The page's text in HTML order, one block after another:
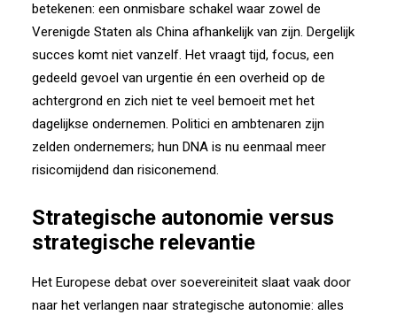
betekenen: een onmisbare schakel waar zowel de
Verenigde Staten als China afhankelijk van zijn. Dergelijk
succes komt niet vanzelf. Het vraagt tijd, focus, een
gedeeld gevoel van urgentie én een overheid op de
achtergrond en zich niet te veel bemoeit met het
dagelijkse ondernemen. Politici en ambtenaren zijn
zelden ondernemers; hun DNA is nu eenmaal meer
risicomijdend dan risiconemend.
Strategische autonomie versus
strategische relevantie
Het Europese debat over soevereiniteit slaat vaak door
naar het verlangen naar strategische autonomie: alles